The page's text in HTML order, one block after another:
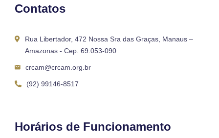
Contatos
Rua Libertador, 472 Nossa Sra das Graças, Manaus –
Amazonas - Cep: 69.053-090
crcam@crcam.org.br
(92) 99146-8517
Horários de Funcionamento